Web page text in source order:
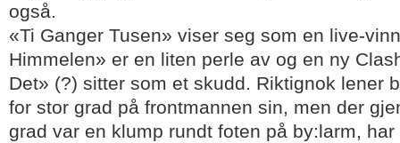
også.
«Ti Ganger Tusen» viser seg som en live-
Himmelen» er en liten perle av og en ny
Det» (?) sitter som et skudd. Riktignok lener
for stor grad på frontmannen sin, men der
grad var en klump rundt foten på by:larm,